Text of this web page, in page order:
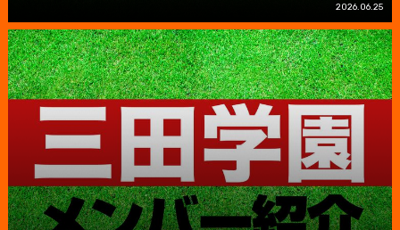
2026.06.25